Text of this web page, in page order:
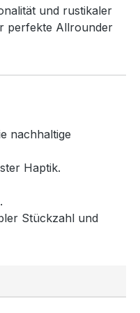
und rustikaler
perfekte Allrounder
nachhaltige
Haptik.
Stückzahl und